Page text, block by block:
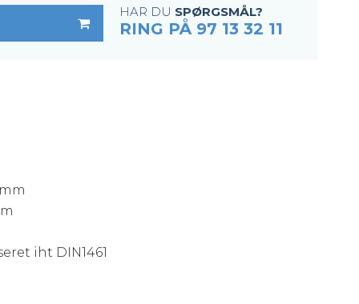
HAR DU SPØRGSMÅL?
RING PÅ 97 13 32 11
iht DIN1461